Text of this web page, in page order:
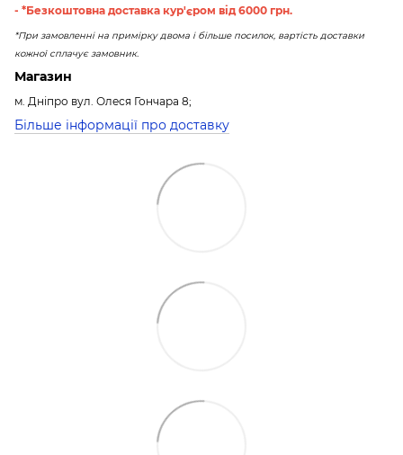
- *Безкоштовна доставка кур'єром від 6000 грн.
*При замовленні на примірку двома і більше посилок, вартість доставки
кожної сплачує замовник.
Магазин
м. Дніпро вул. Олеся Гончара 8;
Більше інформації про доставку